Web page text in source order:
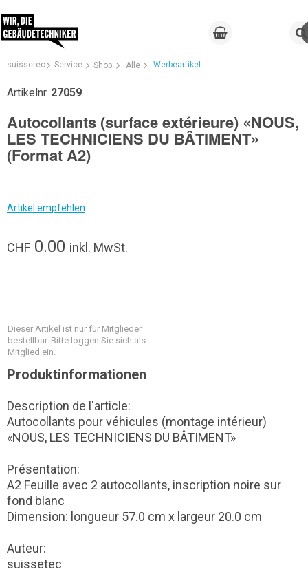
suissetec Service Shop Alle Werbeartikel
Artikelnr. 27059
Autocollants (surface extérieure) «NOUS,
LES TECHNICIENS DU BÂTIMENT»
(Format A2)
Artikel empfehlen
CHF 0.00 inkl. MwSt.
Dieser Artikel ist nur für Mitglieder
bestellbar. Bitte loggen Sie sich als
Mitglied ein.
Produktinformationen
Description de l'article:
Autocollants pour véhicules (montage intérieur)
«NOUS, LES TECHNICIENS DU BÂTIMENT»
Présentation:
A2 Feuille avec 2 autocollants, inscription noire sur
fond blanc
Dimension: longueur 57.0 cm x largeur 20.0 cm
Auteur:
suissetec